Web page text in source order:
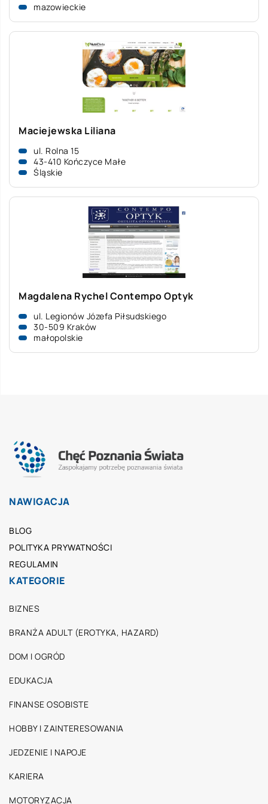
mazowieckie
Maciejewska Liliana
ul. Rolna 15
43-410 Kończyce Małe
Śląskie
Magdalena Rychel Contempo Optyk
ul. Legionów Józefa Piłsudskiego
30-509 Kraków
małopolskie
NAWIGACJA
BLOG
POLITYKA PRYWATNOŚCI
REGULAMIN
KATEGORIE
BIZNES
BRANŻA ADULT (EROTYKA, HAZARD)
DOM I OGRÓD
EDUKACJA
FINANSE OSOBISTE
HOBBY I ZAINTERESOWANIA
JEDZENIE I NAPOJE
KARIERA
MOTORYZACJA